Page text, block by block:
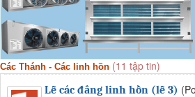
Các Thánh - Các linh hồn (11 tập tin)
Lễ các đẳng linh hồn (lễ 3)